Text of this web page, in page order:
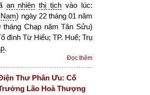
an nhiên thị tịch vào lúc:
) ngày 22 tháng 01 năm
tháng Chạp năm Tân Sửu)
đình Từ Hiếu; TP. Huế; Trụ
.
Đọc thêm
Thư Phân Ưu: Cố
Lão Hoà Thượng